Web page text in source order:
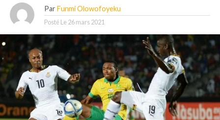
Par Funmi Olowofoyeku
Posté Le 26 mars 2021